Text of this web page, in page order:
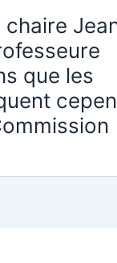
chaire
que les